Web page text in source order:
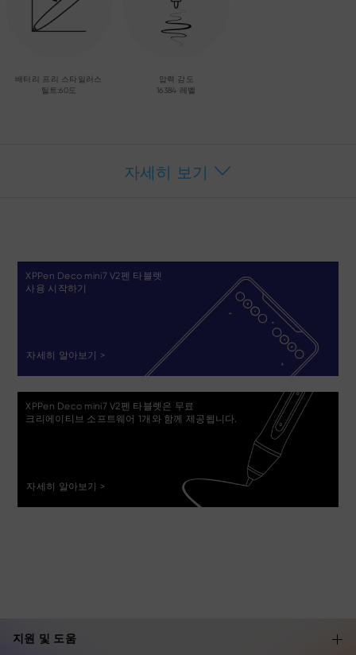
배터리 프리 스타일러스
틸트:60도
압력 감도
16384 레벨
자세히 보기
XPPen Deco mini7 V2펜 타블렛
사용 시작하기
자세히 알아보기 >
XPPen Deco mini7 V2펜 타블렛은 무료
크리에이티브 소프트웨어 1개와 함께 제공됩니다.
자세히 알아보기 >
지원 및 도움